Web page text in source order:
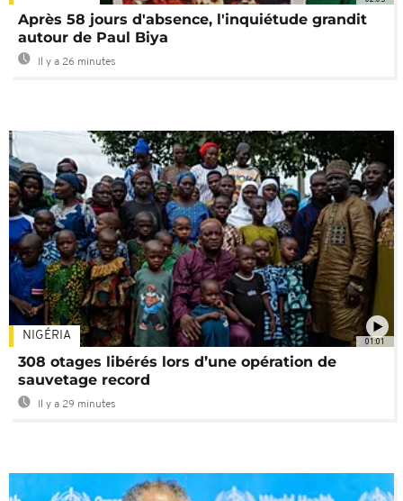
Après 58 jours d'absence, l'inquiétude grandit
autour de Paul Biya
Il y a 26 minutes
01:01
NIGÉRIA
308 otages libérés lors d’une opération de
sauvetage record
Il y a 29 minutes